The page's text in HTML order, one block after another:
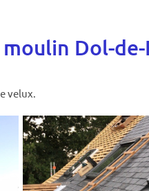
Dol-
velux.